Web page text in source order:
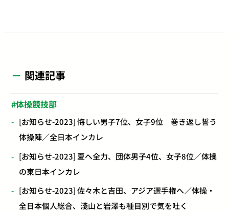
関連記事
体操競技部
[お知らせ-2023] 悔しい男子7位、女子9位 巻き返し誓う
体操陣／全日本インカレ
[お知らせ-2023] 夏へ全力、団体男子4位、女子8位／体操
の東日本インカレ
[お知らせ-2023] 佐々木と吉田、アジア選手権へ／体操・
全日本個人総合、淺山と岩澤も種目別で気を吐く